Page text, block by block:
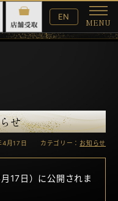
English
Website
EN
MENU
メ
ニ
せ
4月17日 カテゴリー： お知らせ
17日）に公開されま